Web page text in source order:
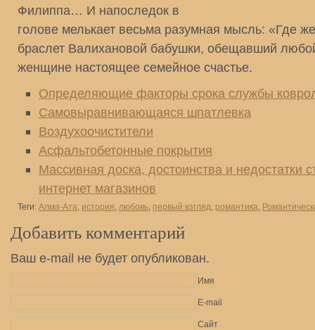
Филиппа… И напоследок в
голове мелькает весьма разумная мысль: «Где
браслет Валихановой бабушки, обещавший
женщине настоящее семейное счастье.
Определяющие факторы срока службы
Самовыравнивающаяся шпатлевка
Воздухоочистители
Асфальтобетонные покрытия
Массивная доска, достоинства и недостатки
интернет магазинов
Теги: Алма-Ата, история, любовь, первый взгляд, романтика,
Добавить комментарий
Ваш e-mail не будет опубликован.
Имя
E-mail
Сайт